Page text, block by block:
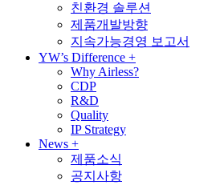
친환경 솔루션
제품개발방향
지속가능경영 보고서
YW’s Difference +
Why Airless?
CDP
R&D
Quality
IP Strategy
News +
제품소식
공지사항